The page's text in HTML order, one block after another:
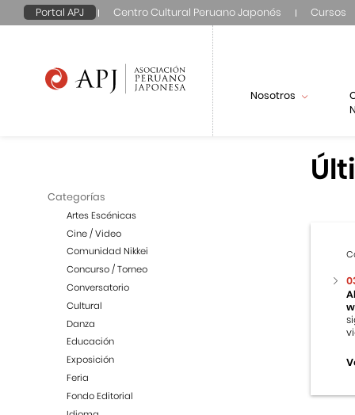
Portal APJ Centro Cultural Peruano Japonés Cursos
Nosotros
Categorías
Artes Escénicas
Cine / Video
Comunidad Nikkei
Concurso / Torneo
Conversatorio
Cultural
Danza
Educación
Exposición
Feria
Fondo Editorial